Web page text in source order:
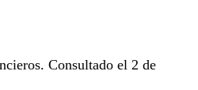
Consultado el 2 de